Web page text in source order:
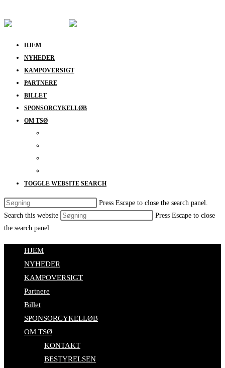
HJEM
NYHEDER
KAMPOVERSIGT
PARTNERE
BILLET
SPONSORCYKELLØB
OM TSØ
TOGGLE WEBSITE SEARCH
Press Escape to close the search panel.
Search this website
Press Escape to close
the search panel.
HJEM
NYHEDER
KAMPOVERSIGT
Partnere
Billet
SPONSORCYKELLØB
OM TSØ
KONTAKT
BESTYRELSEN